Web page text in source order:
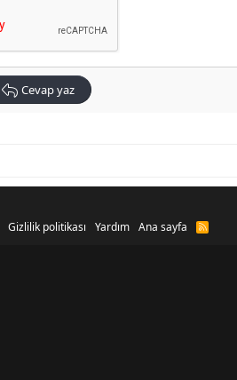
Cevap yaz
Gizlilik politikası Yardım Ana sayfa
R
S